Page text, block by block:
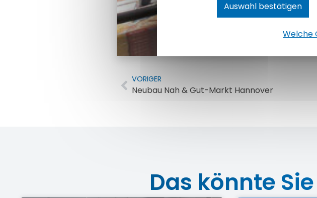
VORIGER
Neubau Nah & Gut-Markt Hannover
Das könnte
Auswahl bestätigen
Welche